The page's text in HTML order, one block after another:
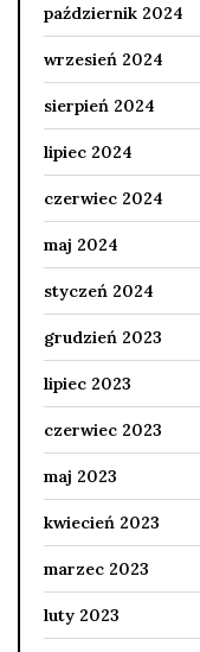
październik 2024
wrzesień 2024
sierpień 2024
lipiec 2024
czerwiec 2024
maj 2024
styczeń 2024
grudzień 2023
lipiec 2023
czerwiec 2023
maj 2023
kwiecień 2023
marzec 2023
luty 2023